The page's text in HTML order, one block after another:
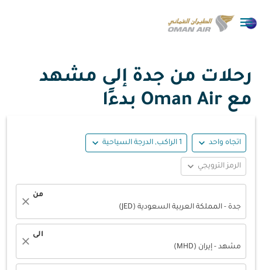

رحلات من جدة إلى مشهد
مع Oman Air بدءًا
اتجاه واحد expand_more 1 الراكب, الدرجة السياحية expand_more
الرمز الترويجي expand_more
من
جدة - المملكة العربية السعودية (JED)
close
الى
مشهد - إيران (MHD)
close